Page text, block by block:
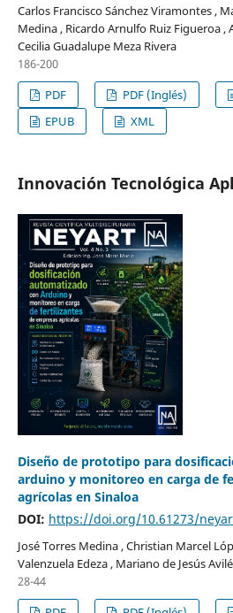
Carlos Francisco Sánchez Viramontes ,
Medina , Ricardo Arnulfo Ruiz Figueroa
Cecilia Guadalupe Meza Rivera
186-200
PDF
PDF (Inglés)
EPUB
XML
Innovación Tecnológica
Diseño de prototipo para
arduino y monitoreo en carga de
agrícolas en Sinaloa
DOI: https://doi.org/10.61273/
José Torres Medina , Christian Marcel
Valenzuela Edeza , Mariano de Jesús
28-44